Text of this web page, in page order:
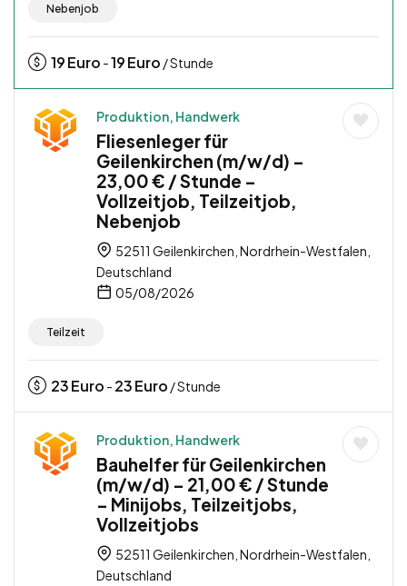
Nebenjob
19Euro -19Euro / Stunde
Produktion, Handwerk
Fliesenleger für
Geilenkirchen (m/w/d) –
23,00 € / Stunde –
Vollzeitjob, Teilzeitjob,
Nebenjob
52511 Geilenkirchen, Nordrhein-Westfalen,
Deutschland
05/08/2026
Teilzeit
23Euro - 23Euro / Stunde
Produktion, Handwerk
Bauhelfer für Geilenkirchen
(m/w/d) – 21,00 € / Stunde
– Minijobs, Teilzeitjobs,
Vollzeitjobs
52511 Geilenkirchen, Nordrhein-Westfalen,
Deutschland